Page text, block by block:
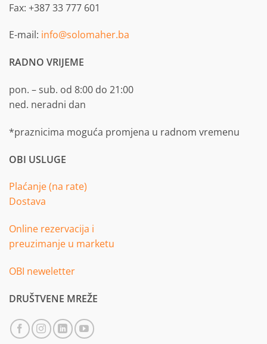
Fax: +387 33 777 601
E-mail: info@solomaher.ba
RADNO VRIJEME
pon. – sub. od 8:00 do 21:00
ned. neradni dan
*praznicima moguća promjena u radnom vremenu
OBI USLUGE
Plaćanje (na rate)
Dostava
Online rezervacija i
preuzimanje u marketu
OBI neweletter
DRUŠTVENE MREŽE